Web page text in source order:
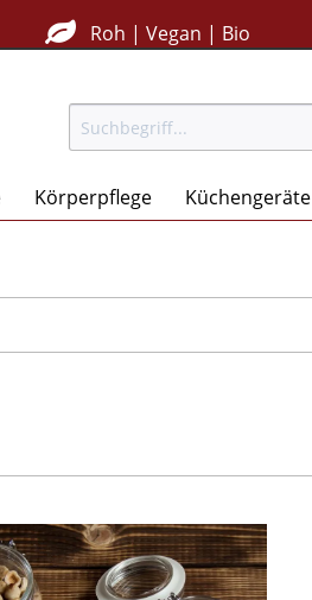
Roh | Vegan | Bio
Körperpflege Küchengeräte